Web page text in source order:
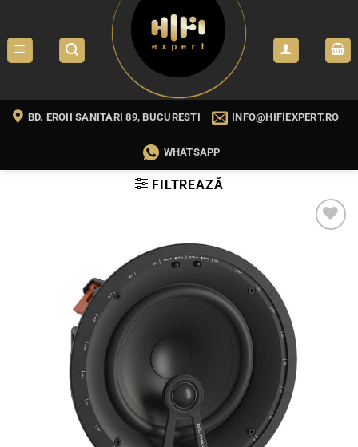
content
BD. EROII SANITARI 89, BUCURESTI INFO@HIFIEXPERT.RO
WHATSAPP
FILTREAZĂ